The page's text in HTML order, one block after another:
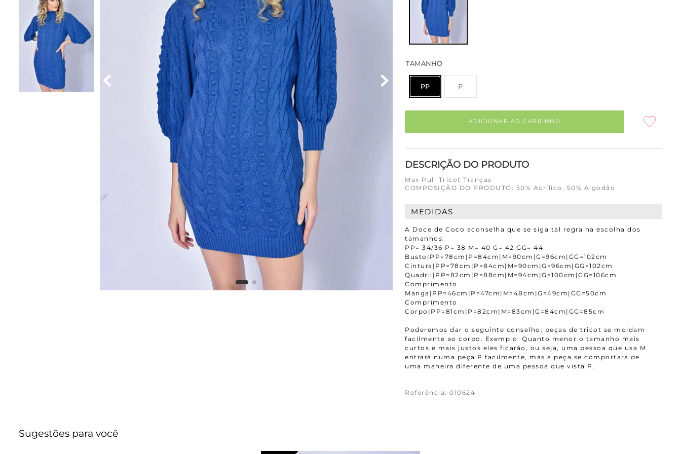
TAMANHO
PP P
ADICIONAR AO CARRINHO
DESCRIÇÃO DO PRODUTO
Max Pull Tricot Tranças
COMPOSIÇÃO DO PRODUTO: 50% Acrílico, 50% Algodão
MEDIDAS
A Doce de Coco aconselha que se siga tal regra na escolha dos
tamanhos:
PP= 34/36 P= 38 M= 40 G= 42 GG= 44
Busto|PP=78cm|P=84cm|M=90cm|G=96cm|GG=102cm
Cintura|PP=78cm|P=84cm|M=90cm|G=96cm|GG=102cm
Quadril|PP=82cm|P=88cm|M=94cm|G=100cm|GG=106cm
Comprimento
Manga|PP=46cm|P=47cm|M=48cm|G=49cm|GG=50cm
Comprimento
Corpo|PP=81cm|P=82cm|M=83cm|G=84cm|GG=85cm
Poderemos dar o seguinte conselho: peças de tricot se moldam
facilmente ao corpo. Exemplo: Quanto menor o tamanho mais
curtos e mais justos eles ficarão, ou seja, uma pessoa que usa M
entrará numa peça P facilmente, mas a peça se comportará de
uma maneira diferente de uma pessoa que vista P.
Referência: 010624
Sugestões para você